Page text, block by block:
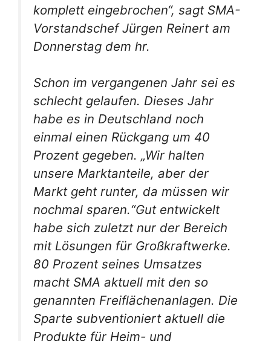
komplett eingebrochen“, sagt SMA-
Vorstandschef Jürgen Reinert am
Donnerstag dem hr.
Schon im vergangenen Jahr sei es
schlecht gelaufen. Dieses Jahr
habe es in Deutschland noch
einmal einen Rückgang um 40
Prozent gegeben. „Wir halten
unsere Marktanteile, aber der
Markt geht runter, da müssen wir
nochmal sparen.“Gut entwickelt
habe sich zuletzt nur der Bereich
mit Lösungen für Großkraftwerke.
80 Prozent seines Umsatzes
macht SMA aktuell mit den so
genannten Freiflächenanlagen. Die
Sparte subventioniert aktuell die
Produkte für Heim- und